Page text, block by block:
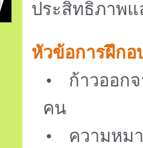
ประสิทธิภาพ
หัวข้อการฝึก
•
ก้าวออก
คน
•
ความหม